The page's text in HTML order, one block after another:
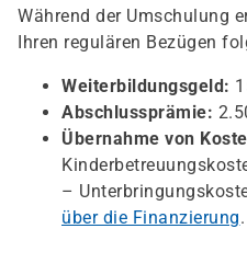
Während der Umschulung
Ihren regulären Bezügen
Weiterbildungsgeld:
Abschlussprämie:
Übernahme von
–
über die Finanzierung.